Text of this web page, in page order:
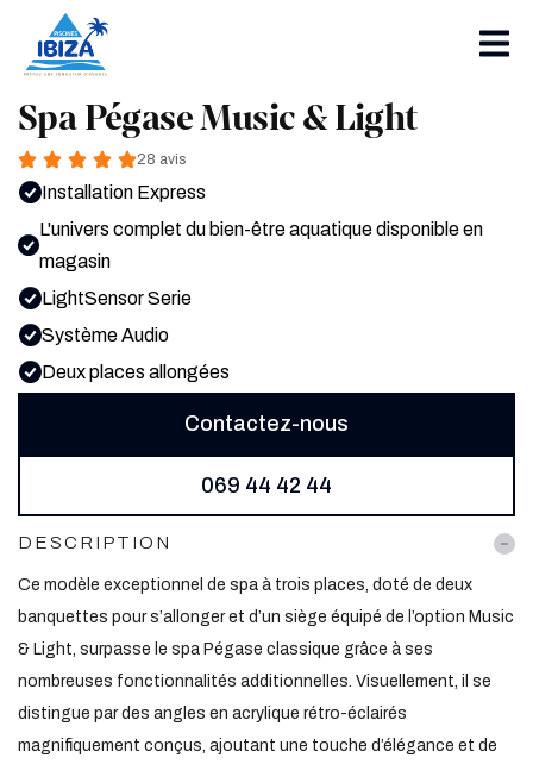
Accueil»Nos spas
Spa Pégase Music & Light
28 avis
Installation Express
L'univers complet du bien-être aquatique disponible en
magasin
LightSensor Serie
Système Audio
Deux places allongées
Contactez-nous
069 44 42 44
DESCRIPTION
Ce modèle exceptionnel de spa à trois places, doté de deux
banquettes pour s’allonger et d’un siège équipé de l’option Music
& Light, surpasse le spa Pégase classique grâce à ses
nombreuses fonctionnalités additionnelles. Visuellement, il se
distingue par des angles en acrylique rétro-éclairés
magnifiquement conçus, ajoutant une touche d’élégance et de